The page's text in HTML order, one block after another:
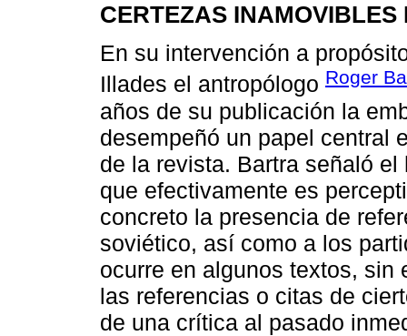
CERTEZAS
En su intervención a
Illades el antropólogo Roger
años de su publicación la
desempeñó un papel central
de la revista. Bartra señaló
que efectivamente es
concreto la presencia de
soviético, así como a los
ocurre en algunos textos, sin
las referencias o citas de
de una crítica al pasado